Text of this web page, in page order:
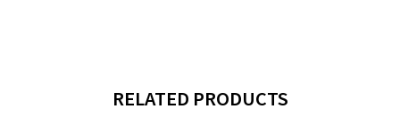
RELATED PRODUCTS